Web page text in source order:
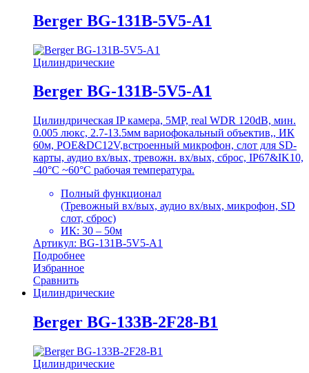
Berger BG-131B-5V5-A1
Цилиндрические
Berger BG-131B-5V5-A1
Цилиндрическая IP камера, 5MP, real WDR 120dB, мин.
0.005 люкс, 2.7-13.5мм вариофокальный объектив,, ИК
60м, POE&DC12V,встроенный микрофон, слот для SD-
карты, аудио вх/вых, тревожн. вх/вых, сброс, IP67&IK10,
-40°C ~60°C рабочая температура.
Полный функционал
(Тревожный вх/вых, аудио вх/вых, микрофон, SD
слот, сброс)
ИК: 30 – 50м
Артикул: BG-131B-5V5-A1
Подробнее
Избранное
Сравнить
Цилиндрические
Berger BG-133B-2F28-B1
Цилиндрические